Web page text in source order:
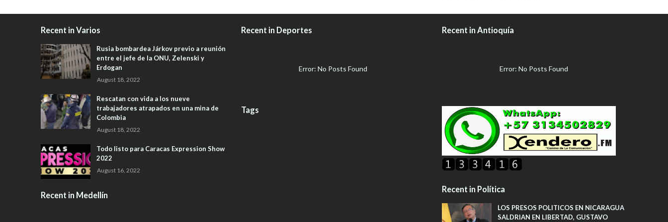
Recent in Varios
Rusia bombardea Járkov previo a reunión
entre el jefe de la ONU, Zelenski y
Erdogan
August 18, 2022
Rescatan con vida a los nueve
trabajadores atrapados en una mina de
Colombia
August 18, 2022
Todo listo para Caracas Expression Show
2022
August 16, 2022
Recent in Medellín
Recent in Deportes
Error: No Posts Found
Tags
Recent in Antioquía
Error: No Posts Found
Recent in Política
LOS PRESOS POLITICOS EN NICARAGUA
SALDRIAN EN LIBERTAD, GUSTAVO